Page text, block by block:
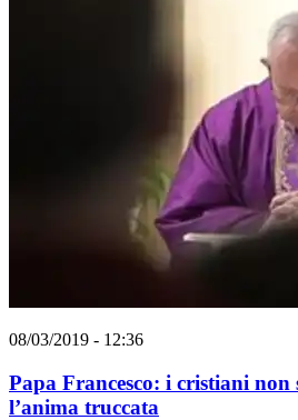
08/03/2019 - 12:36
Papa Francesco: i cristiani
l’anima truccata